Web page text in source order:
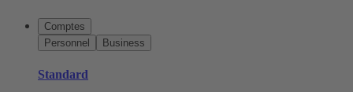
Comptes
Personnel
Business
Standard